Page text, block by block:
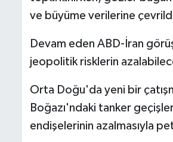
ve büyüme verilerine
Devam eden ABD-İran
jeopolitik risklerin
Orta Doğu'da yeni bir
Boğazı'ndaki tanker
endişelerinin azalmasıyla